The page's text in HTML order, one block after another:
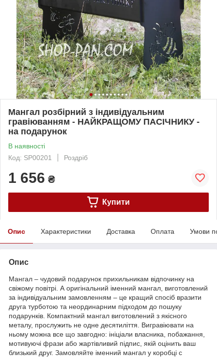
Мангал розбірний з індивідуальним
гравіюванням - НАЙКРАЩОМУ ПАСІЧНИКУ -
на подарунок
В наявності
Код: SP00201
Роздріб
1 656 ₴
Купити
Опис Характеристики Доставка Оплата Умови
Опис
Мангал – чудовий подарунок прихильникам відпочинку на
свіжому повітрі. А оригінальний іменний мангал, виготовлений
за індивідуальним замовленням – це кращий спосіб вразити
друга турботою та неординарним підходом до пошуку
подарунків. Компактний мангал виготовлений з якісного
металу, прослужить не одне десятиліття. Вигравіювати на
ньому можна все що завгодно: ініціали власника, побажання,
мотивуючі фрази або жартівливий підпис, якій оцінить ваш
близький друг. Замовляйте іменний мангал у коробці с